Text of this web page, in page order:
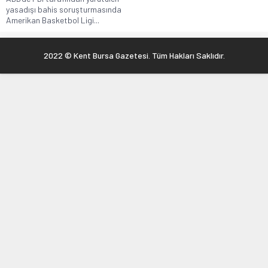
yasadışı bahis soruşturmasında
Amerikan Basketbol Ligi...
2022 © Kent Bursa Gazetesi. Tüm Hakları Saklıdır.